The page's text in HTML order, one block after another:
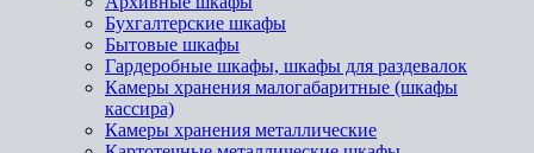
Бухгалтерские шкафы
Бытовые шкафы
Гардеробные шкафы, шкафы для раздевалок
Камеры хранения малогабаритные (шкафы
кассира)
Камеры хранения металлические